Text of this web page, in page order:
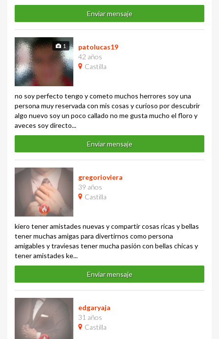
Enviar mensaje
1
patolucas19
42 años
Castilla
no soy perfecto tengo y cometo muchos herrores soy una
persona muy reservada con mis cosas y curioso por descubrir
algo nuevo soy un poco callado no me gusta mucho el floro y
aveces soy directo...
Enviar mensaje
gregorioviera
39 años
Castilla
kiero tener amistades nuevas y compartir cosas ricas y bellas
tener muchas amigas para divertirnos como persona
amigables y traviesas tener mucha pasión con bellas chicas y
tener amistades ke...
Enviar mensaje
edgaryaja
31 años
Castilla